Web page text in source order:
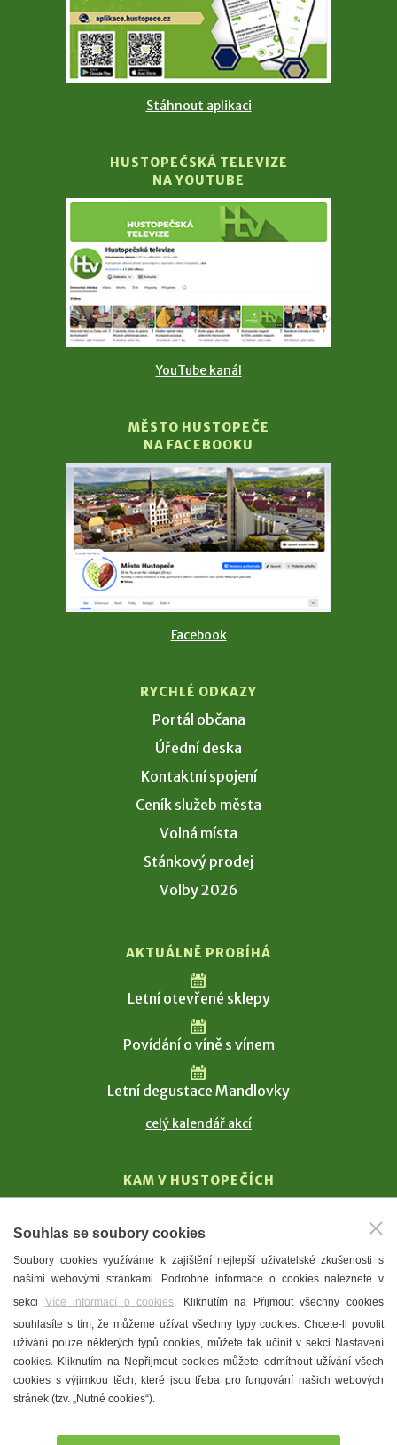
Stáhnout aplikaci
HUSTOPEČSKÁ TELEVIZE
NA YOUTUBE
YouTube kanál
MĚSTO HUSTOPEČE
NA FACEBOOKU
Facebook
RYCHLÉ ODKAZY
Portál občana
Úřední deska
Kontaktní spojení
Ceník služeb města
Volná místa
Stánkový prodej
Volby 2026
AKTUÁLNĚ PROBÍHÁ
Letní otevřené sklepy
Povídání o víně s vínem
Letní degustace Mandlovky
celý kalendář akcí
KAM V HUSTOPEČÍCH
T. G. Masaryk
Mandloně
Ubytování
Restaurace
Městské muzeum a galerie
Denní meníčka
Souhlas se soubory cookies
Soubory cookies využíváme k zajištění nejlepší uživatelské zkušenosti s
našimi webovými stránkami. Podrobné informace o cookies naleznete v
sekci Více informací o cookies. Kliknutím na Přijmout všechny cookies
souhlasíte s tím, že můžeme užívat všechny typy cookies. Chcete-li povolit
užívání pouze některých typů cookies, můžete tak učinit v sekci Nastavení
cookies. Kliknutím na Nepřijmout cookies můžete odmítnout užívání všech
cookies s výjimkou těch, které jsou třeba pro fungování našich webových
stránek (tzv. „Nutné cookies“).